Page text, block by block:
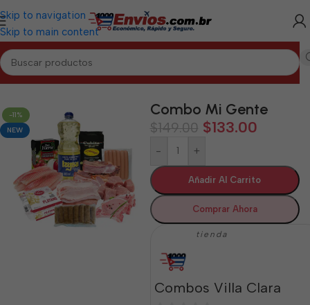
Skip to navigation
Skip to main content
Inicio/VILLA CLARA/Combos Villa Clara
-11%
NEW
Combo Mi Gente
$149.00 $133.00
- +
Añadir Al Carrito
Comprar Ahora
tienda
Combos Villa Clara